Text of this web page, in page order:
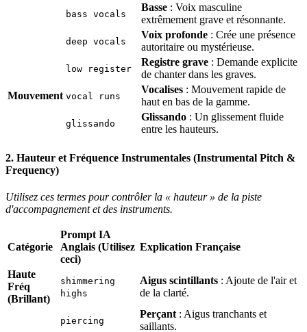
bass vocals
Basse : Voix masculine
extrêmement grave et résonnante.
deep vocals
Voix profonde : Crée une présence
autoritaire ou mystérieuse.
low register
Registre grave : Demande explicite
de chanter dans les graves.
Mouvement vocal runs
Vocalises : Mouvement rapide de
haut en bas de la gamme.
glissando
Glissando : Un glissement fluide
entre les hauteurs.
2. Hauteur et Fréquence Instrumentales (Instrumental Pitch &
Frequency)
Utilisez ces termes pour contrôler la « hauteur » de la piste
d'accompagnement et des instruments.
Catégorie
Prompt IA
Anglais (Utilisez
ceci)
Explication Française
Haute
Fréq
(Brillant)
shimmering
highs
Aigus scintillants : Ajoute de l'air et
de la clarté.
piercing
Perçant : Aigus tranchants et
saillants.